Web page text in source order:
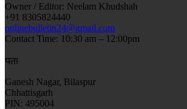
Owner / Editor: Neelam Khudshah
+91 8305824440
onlinebulletin24@gmail.com
Contact Time: 10:30 am – 12:00pm
पता
Ganesh Nagar, Bilaspur
Chhattisgarh
PIN: 495004